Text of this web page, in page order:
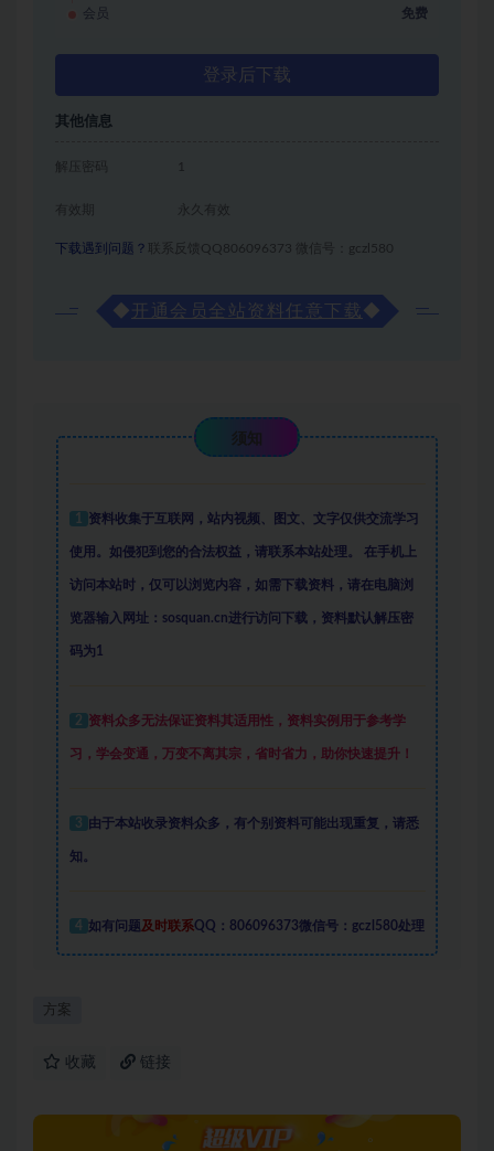
会员 免费
登录后下载
其他信息
1
有效期 永久有效
下载遇到问题？ 联系反馈QQ806096373 微信号：gczl580
◆ 开通会员全站资料任意下载◆
须知
1 资料收集于互联网 ， 站内视频、图文、文字仅供交流学习
使用。如侵犯到您的合法权益，请联系本站处理。 在手机上
访问本站时，仅可以浏览内容，如需下载资料，请在电脑浏
览器输入网址：sosquan.cn进行访问下载， 资料默认解压密
码为1
2 资料众多无法保证资料其适用性，资料实例 用于参考学
习，学会变通，万变不离其宗，省时省力，助你快速提升！
3 由于本站收录资料众多，有个别资料可能出现重复，请悉
知。
4 如有问题及时联系QQ：806096373微信号：gczl580处理
方案
收藏 链接